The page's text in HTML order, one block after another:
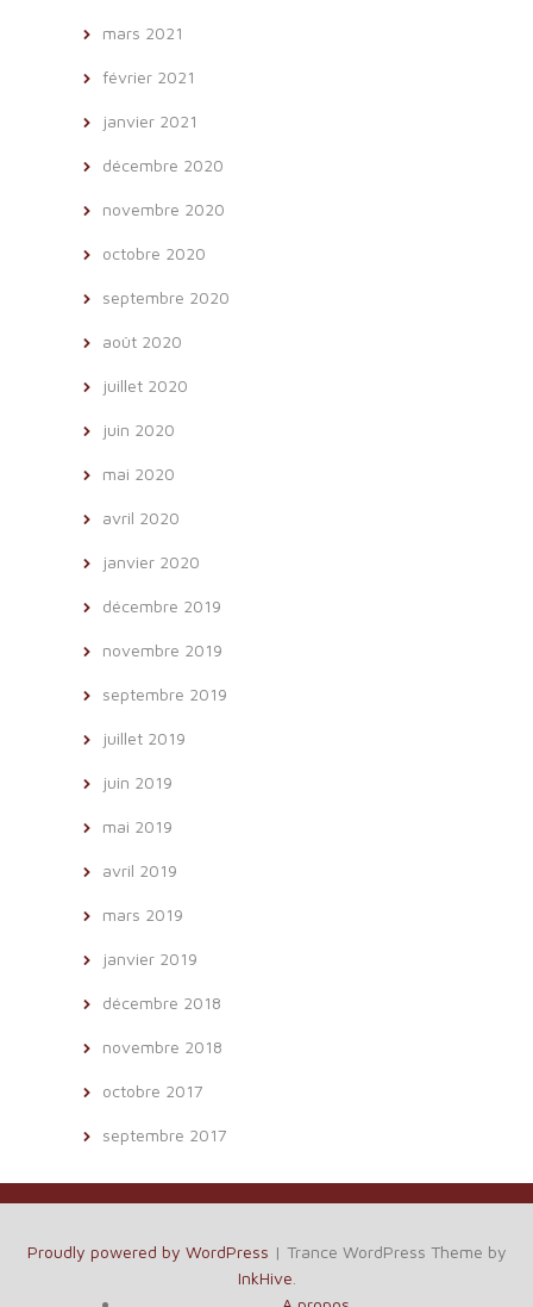
mars 2021
février 2021
janvier 2021
décembre 2020
novembre 2020
octobre 2020
septembre 2020
août 2020
juillet 2020
juin 2020
mai 2020
avril 2020
janvier 2020
décembre 2019
novembre 2019
septembre 2019
juillet 2019
juin 2019
mai 2019
avril 2019
mars 2019
janvier 2019
décembre 2018
novembre 2018
octobre 2017
septembre 2017
Proudly powered by WordPress | Trance WordPress Theme by
InkHive